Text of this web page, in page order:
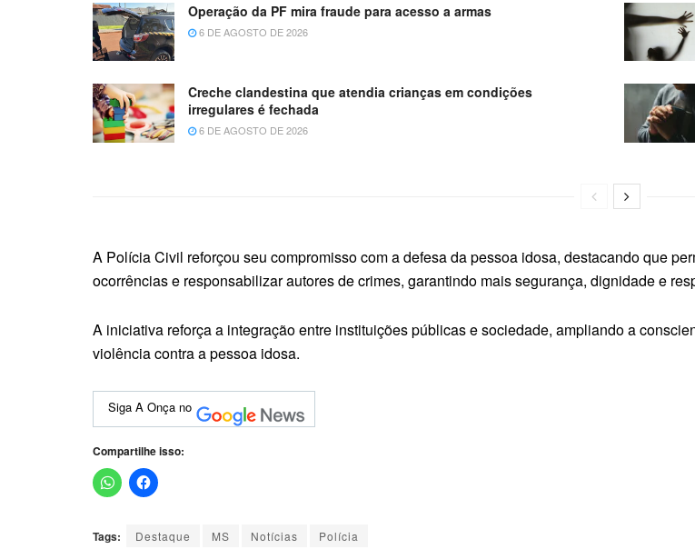
Operação da PF mira fraude para acesso a armas
6 DE AGOSTO DE 2026
Creche clandestina que atendia crianças em condições
irregulares é fechada
6 DE AGOSTO DE 2026
A Polícia Civil reforçou seu compromisso com a defesa da pessoa idosa, destacando que
ocorrências e responsabilizar autores de crimes, garantindo mais segurança, dignidade e
A iniciativa reforça a integração entre instituições públicas e sociedade, ampliando a
violência contra a pessoa idosa.
Siga A Onça no
Compartilhe isso:
Tags: Destaque MS Notícias Polícia